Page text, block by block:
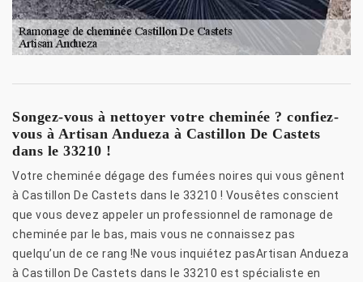
Songez-vous à nettoyer votre cheminée ? confiez-
vous à Artisan Andueza à Castillon De Castets
dans le 33210 !
Votre cheminée dégage des fumées noires qui vous gênent
à Castillon De Castets dans le 33210 ! Vousêtes conscient
que vous devez appeler un professionnel de ramonage de
cheminée par le bas, mais vous ne connaissez pas
quelqu’un de ce rang !Ne vous inquiétez pasArtisan Andueza
à Castillon De Castets dans le 33210 est spécialiste en